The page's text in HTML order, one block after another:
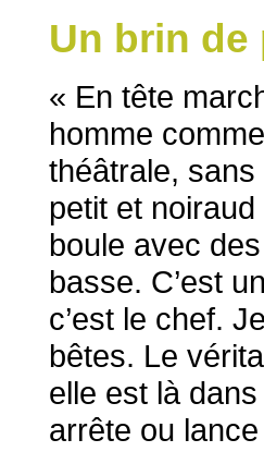
Un brin de
« En tête
homme
théâtrale,
petit et
boule avec
basse. C’est
c’est le chef.
bêtes. Le
elle est là
arrête ou